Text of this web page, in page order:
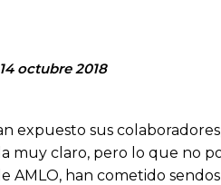
14 octubre 2018
expuesto sus
muy claro, pero lo que no
AMLO, han cometido